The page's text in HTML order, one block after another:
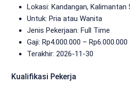
Lokasi: Kandangan, Kalimantan
Untuk: Pria atau Wanita
Jenis Pekerjaan: Full Time
Gaji: Rp4.000.000 – Rp6.000.000
Terakhir: 2026-11-30
Kualifikasi Pekerja